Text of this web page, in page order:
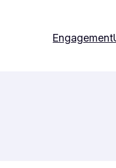
Engagement